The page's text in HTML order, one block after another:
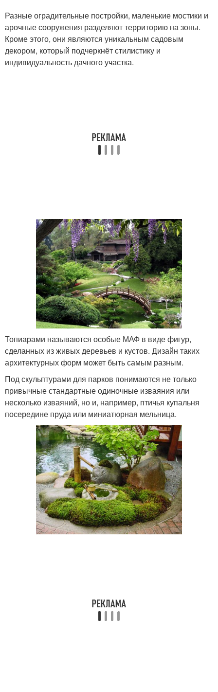
Разные оградительные постройки, маленькие мостики и
арочные сооружения разделяют территорию на зоны.
Кроме этого, они являются уникальным садовым
декором, который подчеркнёт стилистику и
индивидуальность дачного участка.
Топиарами называются особые МАФ в виде фигур,
сделанных из живых деревьев и кустов. Дизайн таких
архитектурных форм может быть самым разным.
Под скульптурами для парков понимаются не только
привычные стандартные одиночные изваяния или
несколько изваяний, но и, например, птичья купальня
посередине пруда или миниатюрная мельница.